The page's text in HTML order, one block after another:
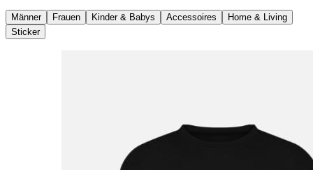
Männer Frauen Kinder & Babys Accessoires
Home & Living
Sticker